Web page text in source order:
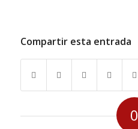
Compartir esta entrada
0